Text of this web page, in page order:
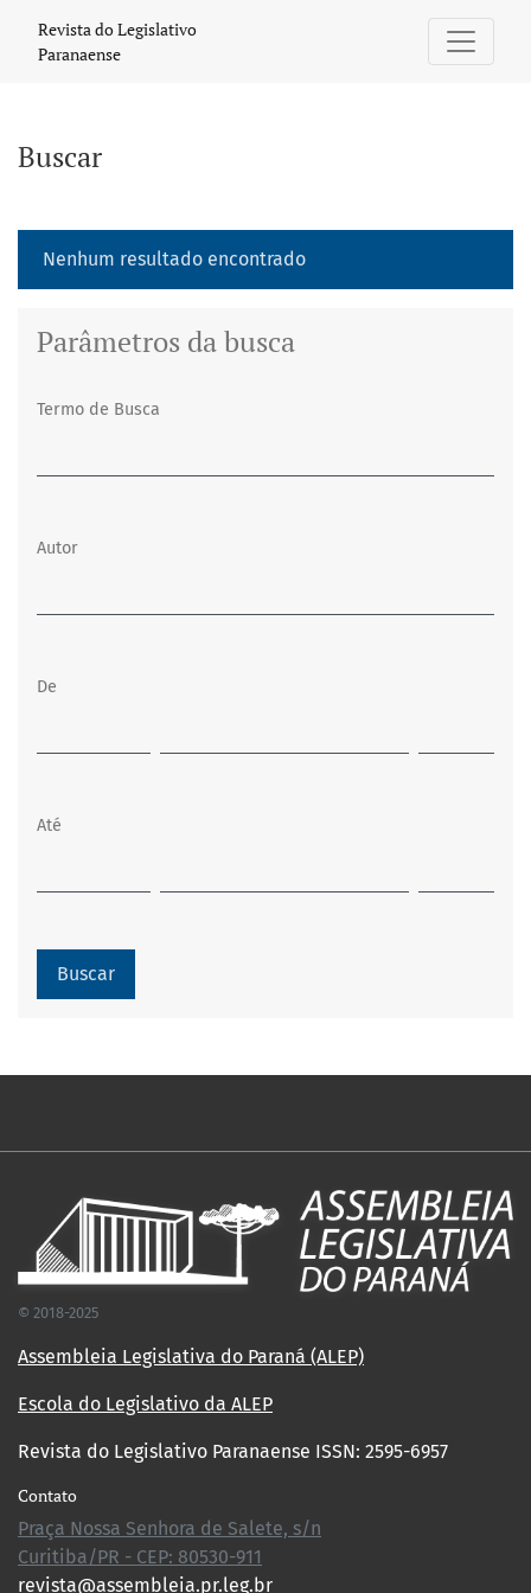
Buscar
Revista do Legislativo
Paranaense
Buscar
Nenhum resultado encontrado
Parâmetros da busca
Termo de Busca
Autor
De
Até
Buscar
© 2018-2025
Assembleia Legislativa do Paraná (ALEP)
Escola do Legislativo da ALEP
Revista do Legislativo Paranaense ISSN: 2595-6957
Contato
Praça Nossa Senhora de Salete, s/n
Curitiba/PR - CEP: 80530-911
revista@assembleia.pr.leg.br